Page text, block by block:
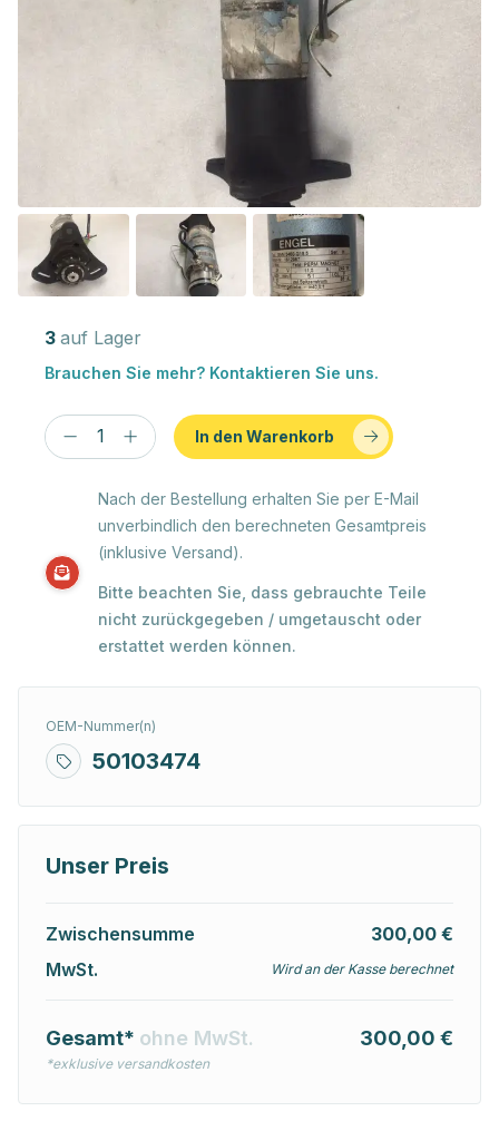
3 auf Lager
Brauchen Sie mehr? Kontaktieren Sie uns.
In den Warenkorb
Nach der Bestellung erhalten Sie per E-Mail
unverbindlich den berechneten Gesamtpreis
(inklusive Versand).
Bitte beachten Sie, dass gebrauchte Teile
nicht zurückgegeben / umgetauscht oder
erstattet werden können.
OEM-Nummer(n)
50103474
Unser Preis
Zwischensumme
300,00 €
MwSt.
Wird an der Kasse berechnet
Gesamt* ohne MwSt.
*exklusive versandkosten
300,00 €